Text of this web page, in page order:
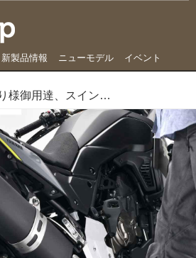
新製品情報 ニューモデル イベント
おひとり様御用達、スイングアームリフトスタンド タイプF